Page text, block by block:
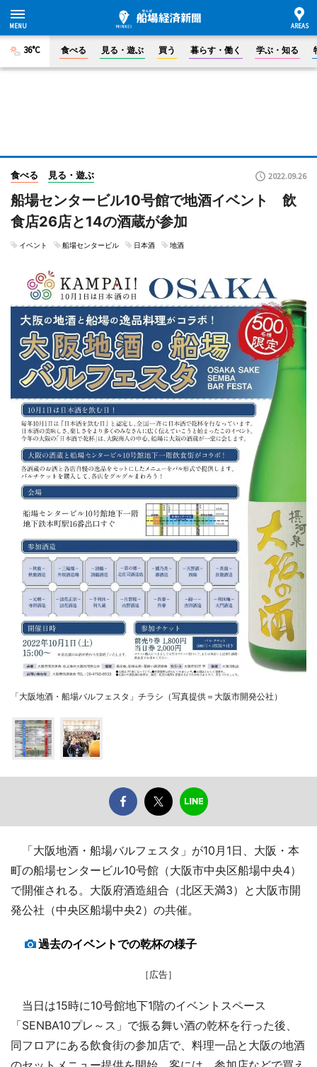
36°C 食べる 見る・遊ぶ 買う 暮らす・働く 学ぶ・知る
食べる 見る・遊ぶ 2022.09.26
船場センタービル10号館で地酒イベント 飲
食店26店と14の酒蔵が参加
イベント 船場センタービル 日本酒 地酒
「大阪地酒・船場バルフェスタ」チラシ（写真提供＝大阪市開発公社）
「大阪地酒・船場バルフェスタ」が10月1日、大阪・本
町の船場センタービル10号館（大阪市中央区船場中央4）
で開催される。大阪府酒造組合（北区天満3）と大阪市開
発公社（中央区船場中央2）の共催。
過去のイベントでの乾杯の様子
［広告］
当日は15時に10号館地下1階のイベントスペース
「SENBA10プレ～ス」で振る舞い酒の乾杯を行った後、
同フロアにある飲食街の参加店で、料理一品と大阪の地酒